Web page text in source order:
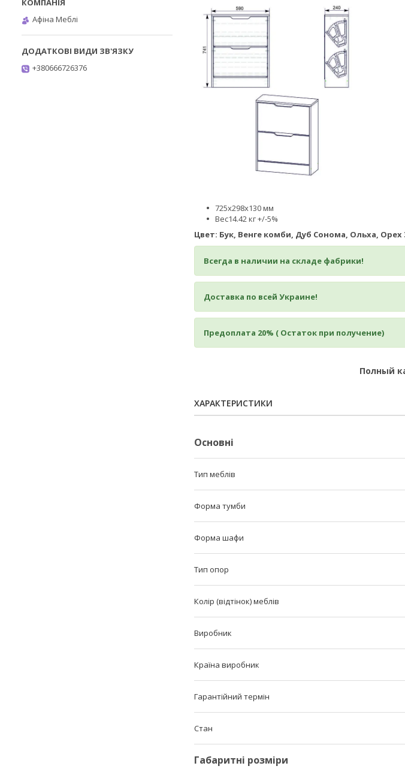
725х298х130 мм
Вес14.42 кг +/-5%
Цвет: Бук, Венге комби, Дуб Сонома, Ольха,
Всегда в наличии на складе фабрики!
Доставка по всей Украине!
Предоплата 20% ( Остаток при получение)
Полный
ХАРАКТЕРИСТИКИ
Основні
Тип меблів
Форма тумби
Форма шафи
Тип опор
Колір (відтінок) меблів
Виробник
Країна виробник
Гарантійний термін
Стан
Габаритні розміри
Афіна Меблі
+380666726376